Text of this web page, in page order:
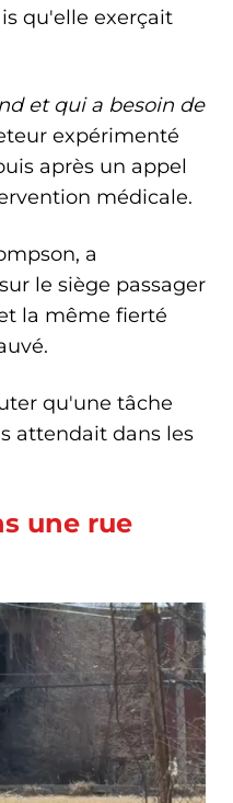
qu'elle exerçait
et qui a besoin de
expérimenté
après un appel
médicale.
a
le siège passager
la même fierté
qu'une tâche
attendait dans les
une rue